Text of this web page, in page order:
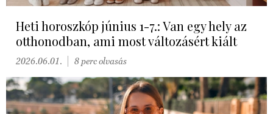
Heti horoszkóp június 1-7.: Van egy hely az
otthonodban, ami most változásért kiált
2026.06.01. 8 perc olvasás